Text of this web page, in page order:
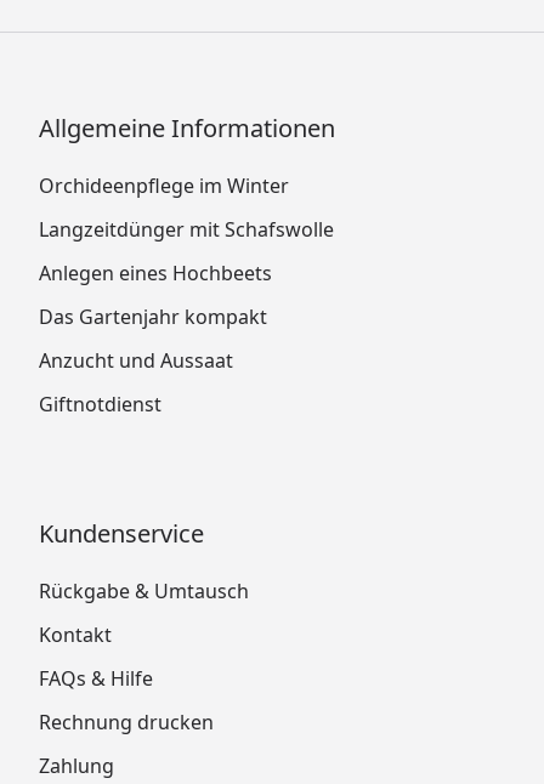
Allgemeine Informationen
Orchideenpflege im Winter
Langzeitdünger mit Schafswolle
Anlegen eines Hochbeets
Das Gartenjahr kompakt
Anzucht und Aussaat
Giftnotdienst
Kundenservice
Rückgabe & Umtausch
Kontakt
FAQs & Hilfe
Rechnung drucken
Zahlung